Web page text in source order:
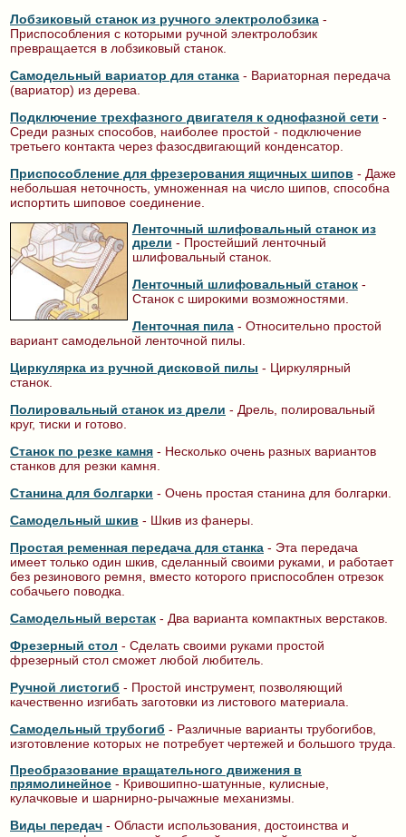
Лобзиковый станок из ручного электролобзика -
Приспособления с которыми ручной электролобзик
превращается в лобзиковый станок.
Самодельный вариатор для станка - Вариаторная передача
(вариатор) из дерева.
Подключение трехфазного двигателя к однофазной сети -
Среди разных способов, наиболее простой - подключение
третьего контакта через фазосдвигающий конденсатор.
Приспособление для фрезерования ящичных шипов - Даже
небольшая неточность, умноженная на число шипов, способна
испортить шиповое соединение.
Ленточный шлифо­вальный станок из
дрели - Простейший ленточный
шлифовальный станок.
Ленточный шлифовальный станок-
Станок с широкими возможностями.
Ленточная пила- Относительно простой
вариант самодельной ленточной пилы.
Циркулярка из ручной дисковой пилы - Циркулярный
станок.
Полировальный станок из дрели - Дрель, полировальный
круг, тиски и готово.
Станок по резке камня - Несколько очень разных вариантов
станков для резки камня.
Станина для болгарки - Очень простая станина для болгарки.
Самодельный шкив - Шкив из фанеры.
Простая ременная передача для станка - Эта передача
имеет только один шкив, сделанный своими руками, и работает
без резинового ремня, вместо которого приспособлен отрезок
собачьего поводка.
Самодельный верстак - Два варианта компактных верстаков.
Фрезерный стол - Сделать своими руками простой
фрезерный стол сможет любой любитель.
Ручной листогиб - Простой инструмент, позволяющий
качественно изгибать заготовки из листового материала.
Самодельный трубогиб - Различные варианты трубогибов,
изготовление которых не потребует чертежей и большого труда.
Преобразование вращательного движения в
прямолинейное - Кривошипно-шатунные, кулисные,
кулачковые и шарнирно-рычажные механизмы.
Виды передач - Области использования, достоинства и